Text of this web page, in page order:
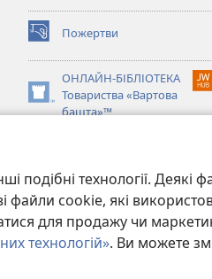
подібні технології. Деякі
файли cookie, які
для продажу чи
технологій». Ви можете
Пожертви
(відкривається
у
новому
вікні)
ОНЛАЙН-БІБЛІОТЕКА
Товариства «Вартова
башта»™
(відкривається
у